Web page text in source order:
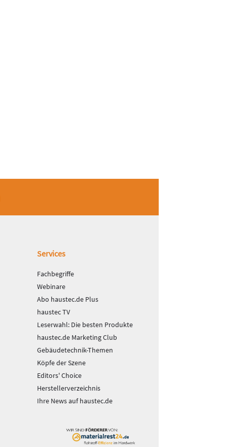
Services
Fachbegriffe
Webinare
Abo haustec.de Plus
haustec TV
Leserwahl: Die besten Produkte
haustec.de Marketing Club
Gebäudetechnik-Themen
Köpfe der Szene
Editors' Choice
Herstellerverzeichnis
Ihre News auf haustec.de